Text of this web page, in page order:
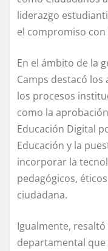
liderazgo
el compromiso con
En el ámbito de la
Camps destacó los
los procesos
como la
Educación Digital
Educación y la
incorporar la
pedagógicos,
ciudadana.
Igualmente,
departamental